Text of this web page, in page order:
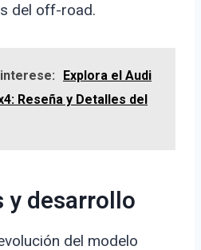
del off-road.
Explora el Audi
Reseña y Detalles del
y desarrollo
del modelo